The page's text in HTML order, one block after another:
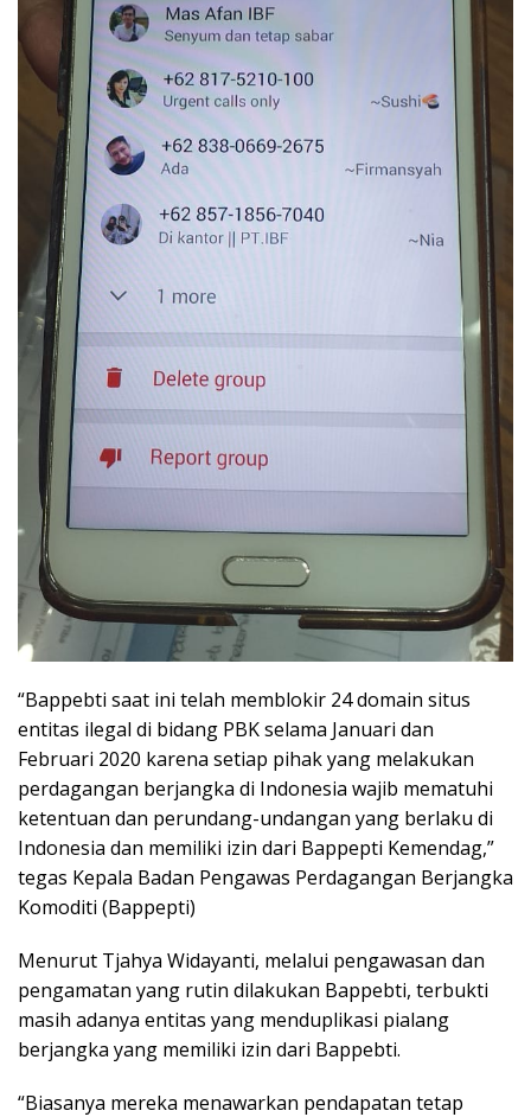
“Bappebti saat ini telah memblokir 24 domain situs
entitas ilegal di bidang PBK selama Januari dan
Februari 2020 karena setiap pihak yang melakukan
perdagangan berjangka di Indonesia wajib mematuhi
ketentuan dan perundang-undangan yang berlaku di
Indonesia dan memiliki izin dari Bappepti Kemendag,”
tegas Kepala Badan Pengawas Perdagangan Berjangka
Komoditi (Bappepti)
Menurut Tjahya Widayanti, melalui pengawasan dan
pengamatan yang rutin dilakukan Bappebti, terbukti
masih adanya entitas yang menduplikasi pialang
berjangka yang memiliki izin dari Bappebti.
“Biasanya mereka menawarkan pendapatan tetap